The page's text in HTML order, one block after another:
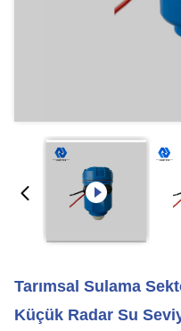
Tarımsal Sulama
Küçük Radar Su